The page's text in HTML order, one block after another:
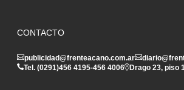
CONTACTO
publicidad@frenteacano.com.ar
Tel. (0291)456 4195-456 4006 Drago 23, piso